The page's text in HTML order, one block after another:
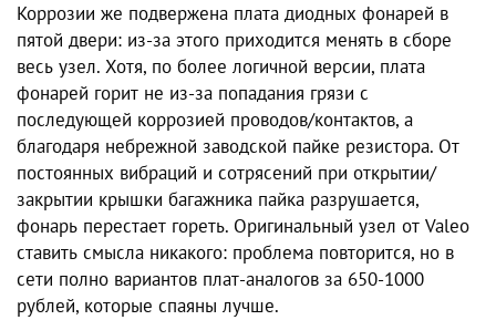
Коррозии же подвержена плата диодных фонарей в
пятой двери: из-за этого приходится менять в сборе
весь узел. Хотя, по более логичной версии, плата
фонарей горит не из-за попадания грязи с
последующей коррозией проводов/контактов, а
благодаря небрежной заводской пайке резистора. От
постоянных вибраций и сотрясений при открытии/
закрытии крышки багажника пайка разрушается,
фонарь перестает гореть. Оригинальный узел от Valeo
ставить смысла никакого: проблема повторится, но в
сети полно вариантов плат-аналогов за 650-1000
рублей, которые спаяны лучше.